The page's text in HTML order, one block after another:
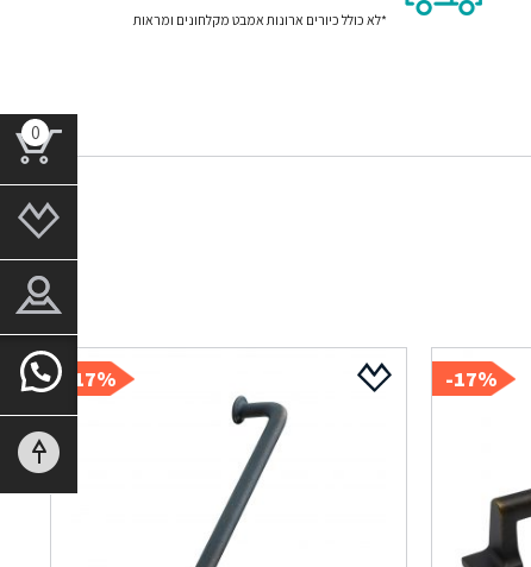
*לא כולל כיורים ארונות אמבט מקלחונים ומראות
17%-
17%-
0